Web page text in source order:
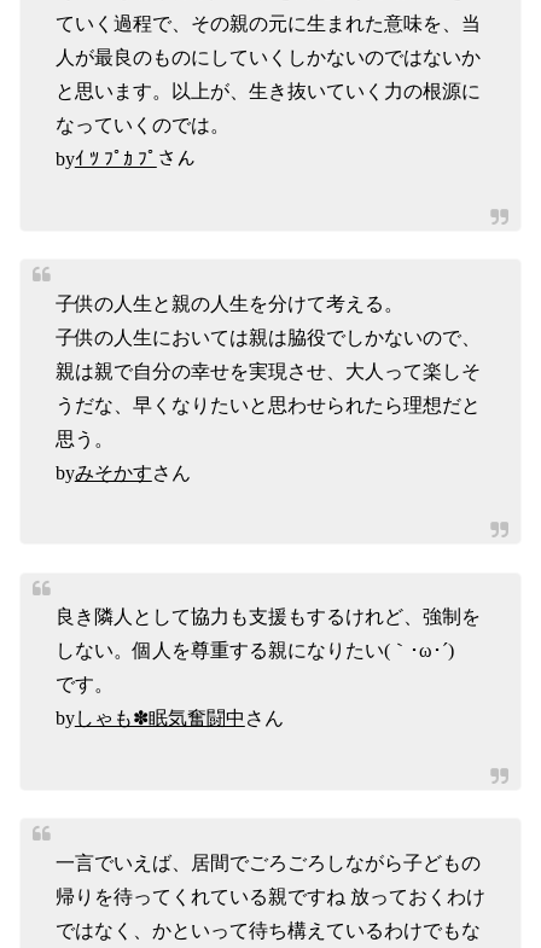
ていく過程で、その親の元に生まれた意味を、当
人が最良のものにしていくしかないのではないか
と思います。以上が、生き抜いていく力の根源に
なっていくのでは。
byｲ ﾂ ﾌﾟｶ ﾌﾟ さん
子供の人生と親の人生を分けて考える。
子供の人生においては親は脇役でしかないので、
親は親で自分の幸せを実現させ、大人って楽しそ
うだな、早くなりたいと思わせられたら理想だと
思う。
byみそかすさん
良き隣人として協力も支援もするけれど、強制を
しない。個人を尊重する親になりたい(｀･ω･´)ゞ
です。
byしゃも✽眠気奮闘中 さん
一言でいえば、居間でごろごろしながら子どもの
帰りを待ってくれている親ですね 放っておくわけ
ではなく、かといって待ち構えているわけでもな